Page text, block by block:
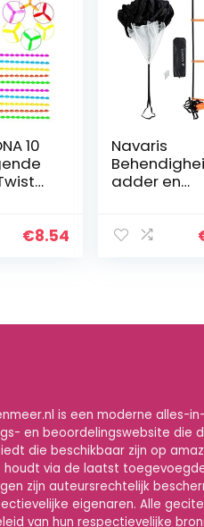
10
€8.54
Navaris
adder en
is een moderne alles-
en beoordelingswebsite die
die beschikbaar zijn op
via de laatst
zijn auteursrechtelijk
eigenaren. Alle
van hun respectievelijke